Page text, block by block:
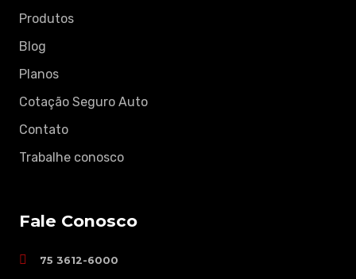
Produtos
Blog
Planos
Cotação Seguro Auto
Contato
Trabalhe conosco
Fale Conosco
75 3612-6000